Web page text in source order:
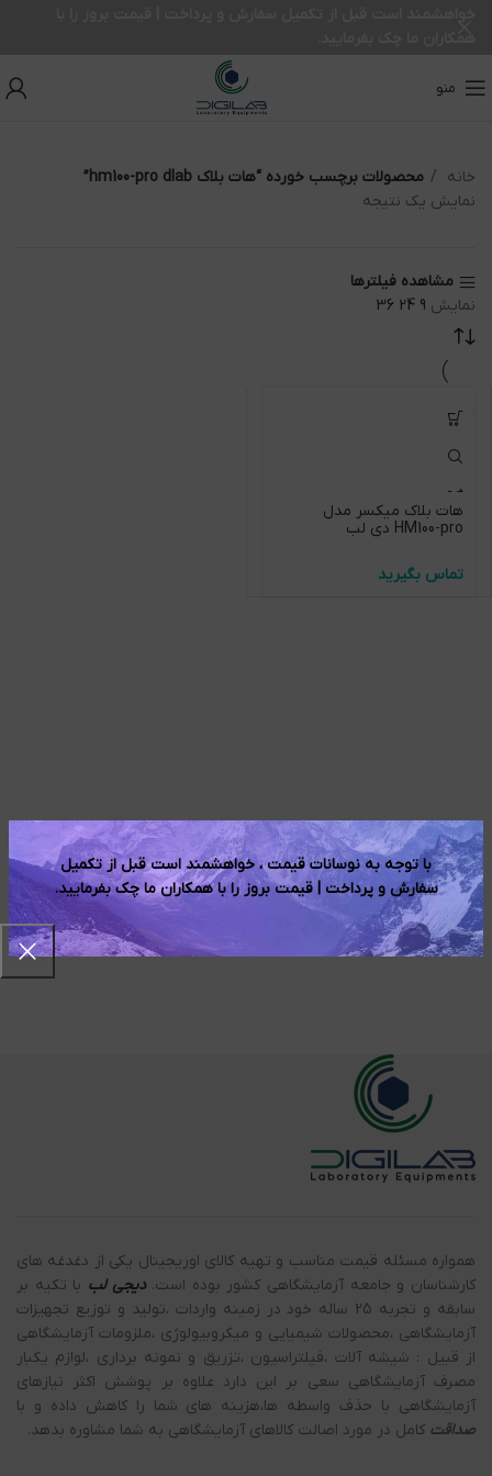
با توجه به نوسانات قیمت ، خواهشمند است قبل از تکمیل
سفارش و پرداخت | قیمت بروز را با همکاران ما چک بفرمایید.​
منو
خانه
محصولات برچسب خورده “هات بلاک hm100-pro dlab”
نمایش یک نتیجه
مشاهده فیلترها
نمایش 9
24
36
هات بلاک میکسر مدل
HM100-pro دی لب
همواره مسئله قیمت مناسب و تهیه کالای اوریجینال یکی از دغدغه های
کارشناسان و جامعه آزمایشگاهی کشور بوده است.دیجی لب با تکیه بر
سابقه و تجربه 25 ساله خود در زمینه واردات ،تولید و توزیع تجهیزات
آزمایشگاهی ،محصولات شیمیایی و میکروبیولوژی ،ملزومات آزمایشگاهی
از قبیل : شیشه آلات ،فیلتراسیون ،تزریق و نمونه برداری ،لوازم یکبار
مصرف آزمایشگاهی سعی بر این دارد علاوه بر پوشش اکثر نیازهای
آزمایشگاهی با حذف واسطه ها،هزینه های شما را کاهش داده و با
صداقت کامل در مورد اصالت کالاهای آزمایشگاهی به شما مشاوره بدهد.